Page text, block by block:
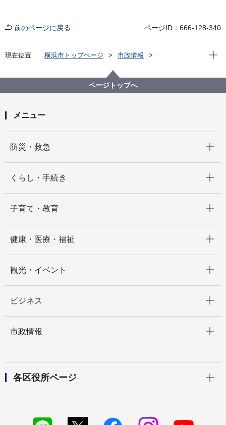
前のページに戻る ページID：666-128-340
現在位置 横浜市トップページ
市政情報
「フラワー＆グリーンフェスタ2026」を開催します！
現在
ページトップへ
メニュー
防災・救急
くらし・手続き
子育て・教育
健康・医療・福祉
観光・イベント
ビジネス
市政情報
各区役所ページ